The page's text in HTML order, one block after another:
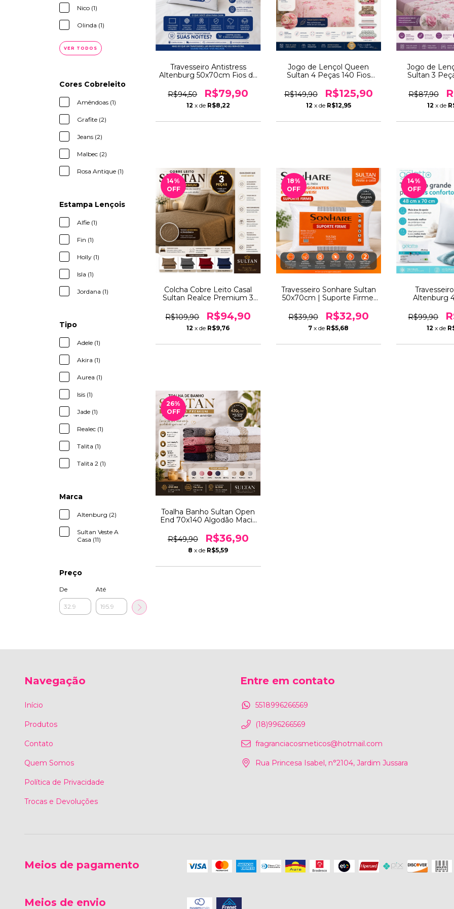
Nico (1)
Olinda (1)
VER TODOS
Cores Cobreleito
Amêndoas (1)
Grafite (2)
Jeans (2)
Malbec (2)
Rosa Antique (1)
Estampa Lençois
Alfie (1)
Fin (1)
Holly (1)
Isla (1)
Jordana (1)
Tipo
Adele (1)
Akira (1)
Aurea (1)
Isis (1)
Jade (1)
Realec (1)
Talita (1)
Talita 2 (1)
Marca
Altenburg (2)
Sultan Veste A
Casa (11)
Preço
De Até
Travesseiro Antistress
Altenburg 50x70cm Fios de
Lavável Conforto e
Relaxamento
R$94,50 R$79,90
12 x de R$8,22
Jogo de Lençol Queen
Sultan 4 Peças 140 Fios
Conforto, Maciez, Qualidade
e Antipilling
R$149,90 R$125,90
12 x de R$12,95
Jogo de
Sultan 3
Conforto,
e
R$87,90
12 x de
14%
OFF
Colcha Cobre Leito Casal
Sultan Realce Premium 3
Portas Travesseiros –
Conforto e Elegância
R$109,90 R$94,90
12 x de R$9,76
18%
OFF
Travesseiro Sonhare Sultan
50x70cm | Suporte Firme,
Antiácaro
R$39,90 R$32,90
7 x de R$5,68
14%
OFF
Altenburg
Lavável
R$99,90
12 x de
26%
OFF
Toalha Banho Sultan Open
End 70x140 Algodão Macia
420g
R$49,90 R$36,90
8 x de R$5,59
Navegação
Início
Produtos
Contato
Quem Somos
Política de Privacidade
Trocas e Devoluções
Entre em contato
5518996266569
(18)996266569
fragranciacosmeticos@hotmail.com
Rua Princesa Isabel, n°2104, Jardim Jussara
Meios de pagamento
Meios de envio